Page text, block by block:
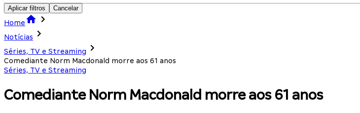
Aplicar filtros Cancelar
Home
Notícias
Séries, TV e Streaming
Comediante Norm Macdonald morre aos 61 anos
Séries, TV e Streaming
Comediante Norm Macdonald morre aos 61 anos